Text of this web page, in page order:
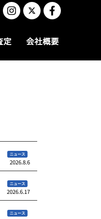
定 会社概要
ニュース
2026.8.6
ニュース
2026.6.17
ニュース